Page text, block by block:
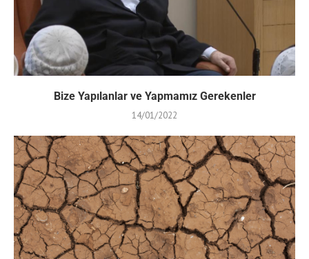
Bize Yapılanlar ve Yapmamız Gerekenler
14/01/2022